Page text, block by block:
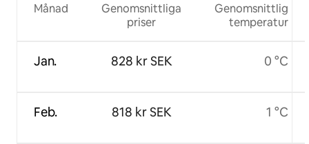
Månad
Jan.
Feb.
Genomsnittliga
priser
828 kr SEK
818 kr SEK
Genomsnittlig
temperatur
0 °C
1 °C